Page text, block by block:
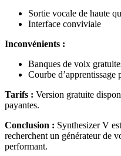
Sortie vocale de haute
Interface conviviale
Inconvénients :
Banques de voix
Courbe d’apprentissage
Tarifs : Version gratuite
payantes.
Conclusion : Synthesizer V
recherchent un générateur de
performant.